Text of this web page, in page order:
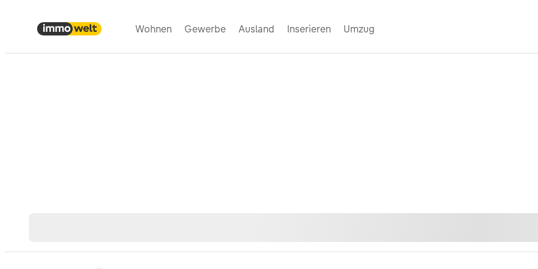
Wohnen Gewerbe Ausland Inserieren Umzug